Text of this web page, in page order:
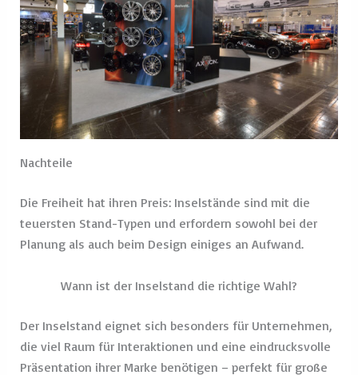
Wann ist der Inselstand die richtige Wahl?
Der Inselstand eignet sich besonders für Unternehmen,
die viel Raum für Interaktionen und eine eindrucksvolle
Präsentation ihrer Marke benötigen – perfekt für große
Auftritte, die Besucher beeindrucken und faszinieren
Unsere Inselstand
Klassiker
Messestand
Messestand